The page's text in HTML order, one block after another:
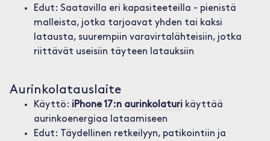
Edut: Saatavilla eri kapasiteeteilla - pienistä
malleista, jotka tarjoavat yhden tai kaksi
latausta, suurempiin varavirtalähteisiin, jotka
riittävät useisiin täyteen latauksiin
Aurinkolatauslaite
Käyttö: iPhone 17:n aurinkolaturikäyttää
aurinkoenergiaa lataamiseen
Edut: Täydellinen retkeilyyn, patikointiin ja